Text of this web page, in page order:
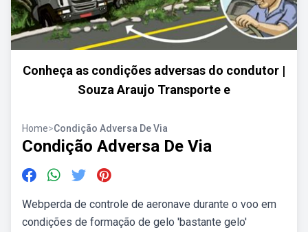
Conheça as condições adversas do condutor |
Souza Araujo Transporte e
Home>Condição Adversa De Via
Condição Adversa De Via
Webperda de controle de aeronave durante o voo em
condições de formação de gelo 'bastante gelo'